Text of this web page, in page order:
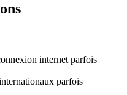
internet parfois
parfois